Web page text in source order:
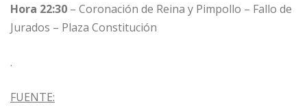
Hora 22:30 – Coronación de Reina y Pimpollo – Fallo de
Jurados – Plaza Constitución
.
FUENTE: